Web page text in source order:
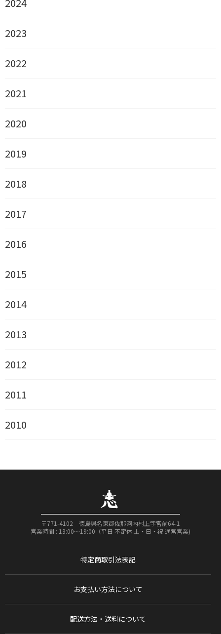
2023
2022
2021
2020
2019
2018
2017
2016
2015
2014
2013
2012
2011
2010
〒771-4102 徳島県名東郡佐那河内村上字宮前64-1
営業時間 : 13:00〜19:00（平日 不定休 土・日・祝 通常営業)
特定商取引法表記
お支払い方法について
配送方法・送料について